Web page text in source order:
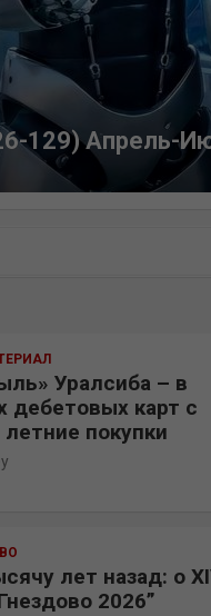
129) Апрель-
Уралсиба – в
дебетовых карт с
покупки
лет назад: о
2026”